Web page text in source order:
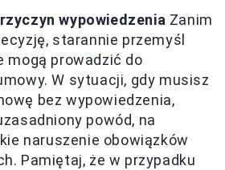
wypowiedzenia Zanim
starannie przemyśl
mogą prowadzić do
W sytuacji, gdy musisz
bez wypowiedzenia,
powód, na
naruszenie obowiązków
Pamiętaj, że w przypadku